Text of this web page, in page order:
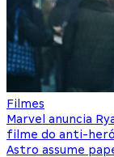
Filmes
Marvel anuncia
filme do anti-
Astro assume